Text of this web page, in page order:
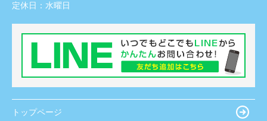
定休日： 水曜日
トップページ